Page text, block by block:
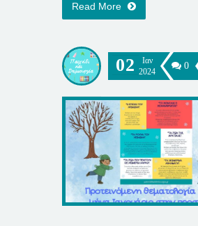
Read More
02
Ιαν
2024
0